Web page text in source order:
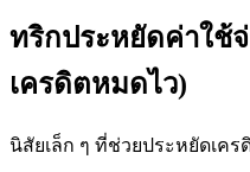
ทริกประหยัดค่าใช้จ่
เครดิตหมดไว)
นิสัยเล็ก ๆ ที่ช่วยประหยัดเคร